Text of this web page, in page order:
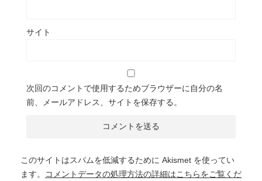
サイト
次回のコメントで使用するためブラウザーに自分の名
前、メールアドレス、サイトを保存する。
このサイトはスパムを低減するために Akismet を使ってい
ます。
コメントデータの処理方法の詳細はこちらをご覧くだ